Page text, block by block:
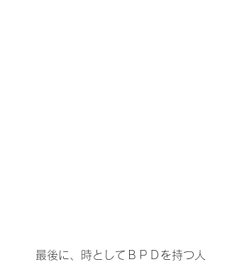
最後に、時としてＢＰＤを持つ人